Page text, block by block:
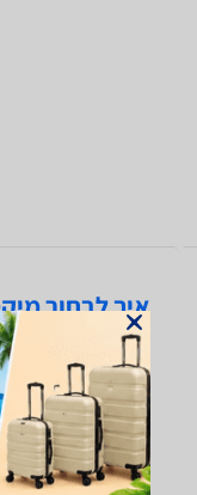
איך לבחור
האם מיקסר נחוץ
לא בהכרח. כדי
שלכם בחודש...
קרא עוד